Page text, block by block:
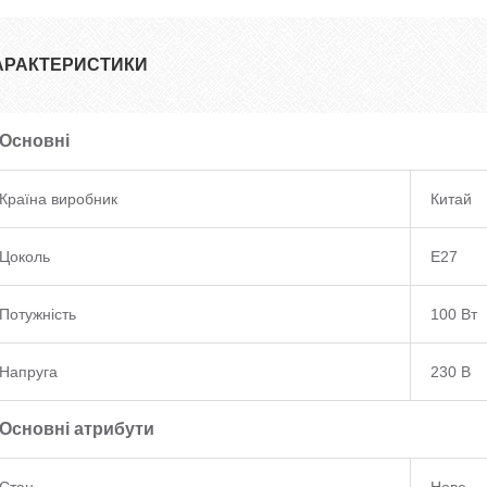
Основні
Країна виробник Китай
Цоколь E27
Потужність 100 Вт
Напруга 230 В
Основні атрибути